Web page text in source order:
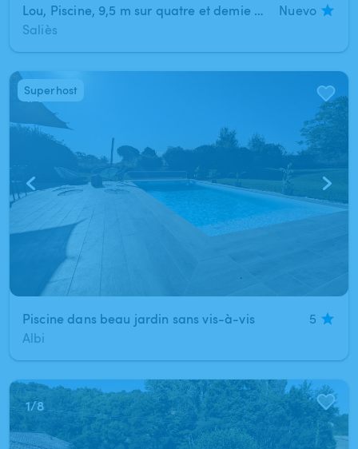
Lou, Piscine, 9,5 m sur quatre et demie non chauffé
Nuevo
Saliès
1/5
Piscine dans beau jardin sans vis-à-vis
5
Albi
Superhost
1/8